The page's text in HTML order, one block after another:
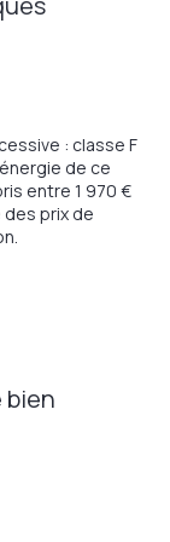
est exposé
: classe F
de ce
entre 1 970 €
prix de